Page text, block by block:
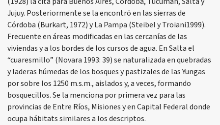
Jujuy. Posteriormente se la encontró en las sierras de
Córdoba (Burkart, 1972) y La Pampa (Steibel y Troiani1999).
Frecuente en áreas modificadas en las cercanías de las
viviendas y a los bordes de los cursos de agua. En Salta el
“cuaresmillo” (Novara 1993: 39) se naturalizada en quebradas
y laderas húmedas de los bosques y pastizales de las Yungas
por sobre los 1250 m.s.m., aislados y, a veces, formando
bosquecillos. Se la menciona por primera vez para las
provincias de Entre Ríos, Misiones y en Capital Federal donde
ocupa hábitats similares a los descriptos.